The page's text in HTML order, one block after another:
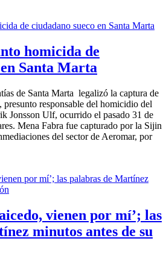
homicida de
Santa Marta
de Santa Marta legalizó la captura de
responsable del homicidio del
Jonsson Ulf, ocurrido el pasado 31 de
Mena Fabra fue capturado por la Sijin
del sector de Aeromar, por
vienen por mí’; las
minutos antes de su